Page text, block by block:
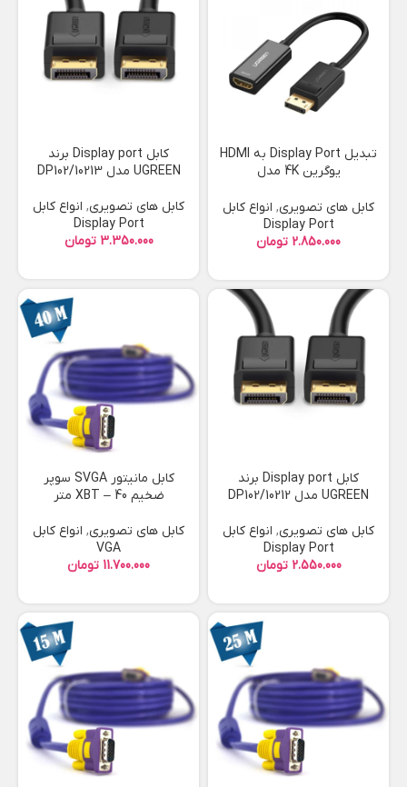
تبدیل Display Port به HDMI
یوگرین 4K مدل
کابل های تصویری, انواع کابل
Display Port
تومان
کابل Display port برند
UGREEN مدل 10213/DP102
کابل های تصویری, انواع کابل
Display Port
تومان
کابل Display port برند
UGREEN مدل 10212/DP102
کابل های تصویری, انواع کابل
Display Port
تومان
کابل مانیتور SVGA سوپر
ضخیم XBT – 40 متر
کابل های تصویری, انواع کابل
VGA
تومان